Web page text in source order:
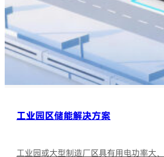
工业园区储能解决方案
工业园或大型制造厂区具有用电功率大